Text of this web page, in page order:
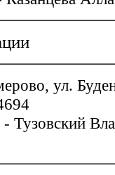
ул.
- Тузовский